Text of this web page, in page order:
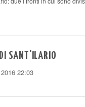
DI SANT'ILARIO
22:03